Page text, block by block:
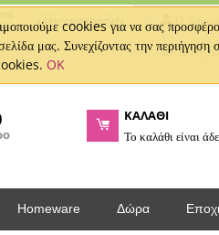
cookies για να σας
μας. Συνεχίζοντας την
OK
Ο
ΚΑΛΑΘΙ
Το καλάθι είναι
Homeware Δώρα